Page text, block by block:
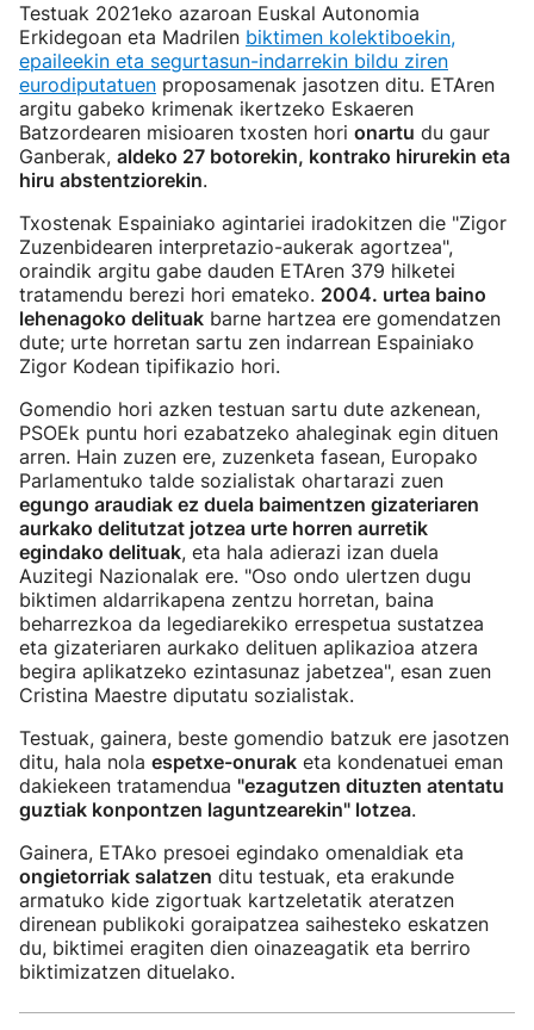
Testuak 2021eko azaroan Euskal Autonomia
Erkidegoan eta Madrilen biktimen kolektiboekin,
epaileekin eta segurtasun-indarrekin bildu ziren
eurodiputatuen proposamenak jasotzen ditu. ETAren
argitu gabeko krimenak ikertzeko Eskaeren
Batzordearen misioaren txosten hori onartu du gaur
Ganberak, aldeko 27 botorekin, kontrako hirurekin eta
hiru abstentziorekin.
Txostenak Espainiako agintariei iradokitzen die "Zigor
Zuzenbidearen interpretazio-aukerak agortzea",
oraindik argitu gabe dauden ETAren 379 hilketei
tratamendu berezi hori emateko. 2004. urtea baino
lehenagoko delituak barne hartzea ere gomendatzen
dute; urte horretan sartu zen indarrean Espainiako
Zigor Kodean tipifikazio hori.
Gomendio hori azken testuan sartu dute azkenean,
PSOEk puntu hori ezabatzeko ahaleginak egin dituen
arren. Hain zuzen ere, zuzenketa fasean, Europako
Parlamentuko talde sozialistak ohartarazi zuen
egungo araudiak ez duela baimentzen gizateriaren
aurkako delitutzat jotzea urte horren aurretik
egindako delituak, eta hala adierazi izan duela
Auzitegi Nazionalak ere. "Oso ondo ulertzen dugu
biktimen aldarrikapena zentzu horretan, baina
beharrezkoa da legediarekiko errespetua sustatzea
eta gizateriaren aurkako delituen aplikazioa atzera
begira aplikatzeko ezintasunaz jabetzea", esan zuen
Cristina Maestre diputatu sozialistak.
Testuak, gainera, beste gomendio batzuk ere jasotzen
ditu, hala nola espetxe-onurak eta kondenatuei eman
dakiekeen tratamendua "ezagutzen dituzten atentatu
guztiak konpontzen laguntzearekin" lotzea.
Gainera, ETAko presoei egindako omenaldiak eta
ongietorriak salatzen ditu testuak, eta erakunde
armatuko kide zigortuak kartzeletatik ateratzen
direnean publikoki goraipatzea saihesteko eskatzen
du, biktimei eragiten dien oinazeagatik eta berriro
biktimizatzen dituelako.